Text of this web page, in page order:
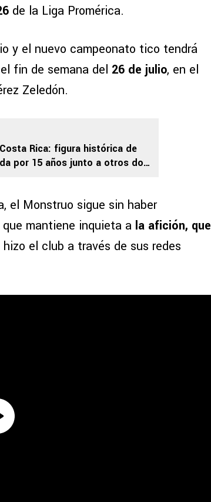
de la Liga Promérica.
y el nuevo campeonato tico tendrá
fin de semana del 26 de julio, en el
Zeledón.
Rica: figura histórica de
por 15 años junto a otros dos
el Monstruo sigue sin haber
mantiene inquieta a la afición, que
hizo el club a través de sus redes